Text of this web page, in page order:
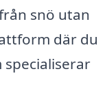
snö utan
där du